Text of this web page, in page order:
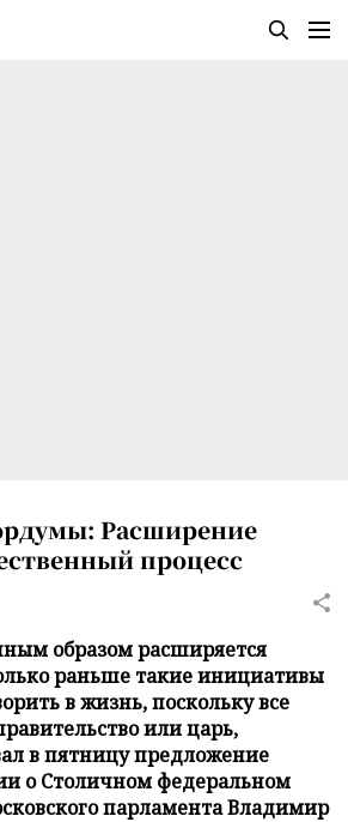
Расширение
процесс
образом расширяется
раньше такие инициативы
в жизнь, поскольку все
или царь,
в пятницу предложение
о Столичном федеральном
парламента Владимир